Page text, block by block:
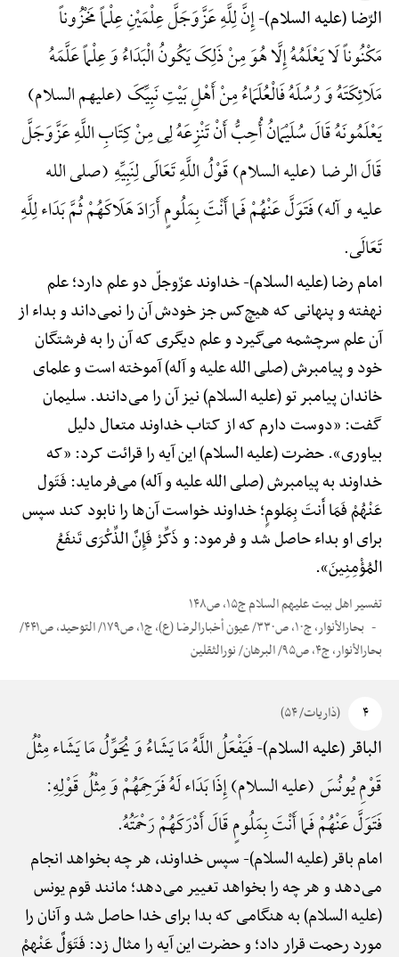
الرّضا (علیه السلام)-إِنَّ لِلَّهِ عَزَّوَجَلَّ عِلْمَیْنِ عِلْماً مَخْزُوناً
مَکْنُوناً لَا یَعْلَمُهُ إِلَّا هُوَ مِنْ ذَلِکَ یَکُونُ الْبَدَاءُ وَ عِلْماً عَلَّمَهُ
مَلَائِکَتَهُ وَ رُسُلَهُ فَالْعُلَمَاءُ مِنْ أَهْلِ بَیْتِ نَبِیِّکَ (علیهم السلام)
یَعْلَمُونَهُ قَالَ سُلَیْمَانُ أُحِبُّ أَنْ تَنْزِعَهُ لِی مِنْ کِتَابِ اللَّهِ عَزَّوَجَلَّ
قَالَ الرضا (علیه السلام) قَوْلُ اللَّهِ تَعَالَی لِنَبِیِّهِ (صلی الله
علیه و آله) فَتَوَلَّ عَنْهُمْ فَما أَنْتَ بِمَلُومٍ أَرَادَ هَلَاکَهُمْ ثُمَّ بَدَاء لِلَّهِ
تَعَالَی.
امام رضا (علیه السلام)-خداوند عزّوجلّ دو علم دارد؛ علم
نهفته و پنهانی که هیچ‌کس جز خودش آن را نمی‌داند و بداء از
آن علم سرچشمه می‌گیرد و علم دیگری که آن را به فرشتگان
خود و پیامبرش (صلی الله علیه و آله) آموخته است و علمای
خاندان پیامبر تو (علیه السلام) نیز آن را می‌دانند. سلیمان
گفت: «دوست دارم که از کتاب خداوند متعال دلیل
بیاوری». حضرت (علیه السلام) این آیه را قرائت کرد: «که
خداوند به پیامبرش (صلی الله علیه و آله) می‌فرماید: فَتَول
عَنْهُمْ فَمَا أَنتَ بِمَلومٍ؛ خداوند خواست آن‌ها را نابود کند سپس
برای او بداء حاصل شد و فرمود: و ذَکِّرْ فَإِنَّ الذِّکْرَی تَنفَعُ
المُؤْمِنِینَ».
تفسیر اهل بیت علیهم السلام ج۱۵، ص۱۴۸
بحارالأنوار، ج۱۰، ص۳۳۰/ عیون أخبارالرضا (ع)، ج۱، ص۱۷۹/ التوحید، ص۴۴۱/
بحارالأنوار، ج۴، ص۹۵/ البرهان/ نورالثقلین
۴ (ذاریات/ ۵۴)
الباقر (علیه السلام)-فَیَفْعَلُ اللَّهُ مَا یَشَاءُ وَ یُحَوِّلُ مَا یَشَاء مِثْلُ
قَوْمِ یُونُسَ (علیه السلام) إِذَا بَدَاء لَهُ فَرَحِمَهُمْ وَ مِثْلُ قَوْلِهِ:
فَتَوَلَّ عَنْهُمْ فَما أَنْتَ بِمَلُومٍ قَالَ أَدْرَکَهُمْ رَحْمَتُهُ.
امام باقر (علیه السلام)-سپس خداوند، هر چه بخواهد انجام
می‌دهد و هر چه را بخواهد تغییر می‌دهد؛ مانند قوم یونس
(علیه السلام) به هنگامی که بدا برای خدا حاصل شد و آنان را
مورد رحمت قرار داد؛ و حضرت این آیه را مثال زد: فَتَوَلَّ عَنْهمْ